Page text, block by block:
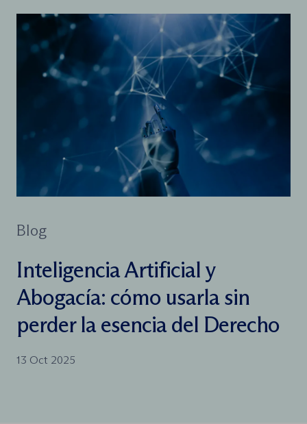
Blog
Inteligencia Artificial y
Abogacía: cómo usarla sin
perder la esencia del Derecho
13 Oct 2025